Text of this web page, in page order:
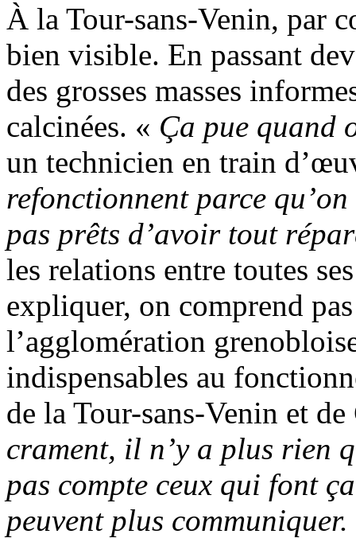
À la Tour-sans-Venin, par
bien visible. En passant
des grosses masses
calcinées. « Ça pue quand
un technicien en train
refonctionnent parce
pas prêts d’avoir tout
les relations entre toutes
expliquer, on comprend
l’agglomération
indispensables au
de la Tour-sans-Venin et
crament, il n’y a plus rien
pas compte ceux qui font
peuvent plus communiquer.